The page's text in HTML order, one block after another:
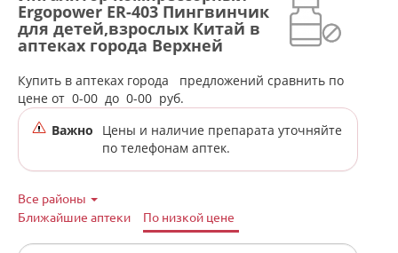
Ergopower ER-403 Пингвинчик
для детей,взрослых Китай в
аптеках города Верхней
Купить в аптеках города
предложений сравнить по
цене от 0-00 до 0-00 руб.
Важно
Цены и наличие препарата уточняйте
по телефонам аптек.
Все районы
Ближайшие аптеки
По низкой цене